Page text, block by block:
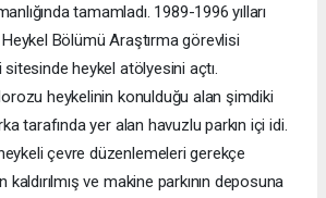
tamamladı. 1989-1996 yılları
Heykel Bölümü Araştırma görevlisi
heykel atölyesini açtı.
heykelinin konulduğu alan şimdiki
tarafında yer alan havuzlu parkın içi idi.
çevre düzenlemeleri gerekçe
ve makine parkının deposuna